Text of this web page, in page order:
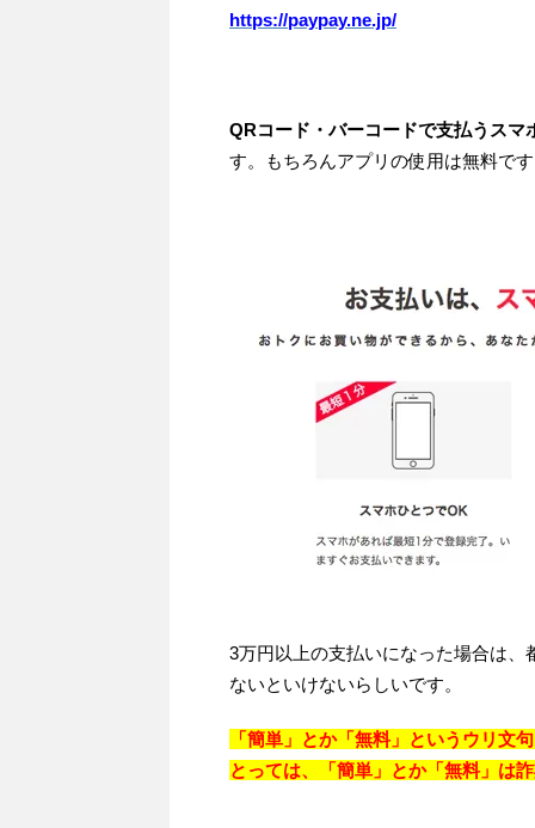
https://paypay.ne.jp/
QRコード・バーコードで支払うスマ
す。もちろんアプリの使用は無料で
3万円以上の支払いになった場合は
ないといけないらしいです。
「簡単」とか「無料」というウリ文
とっては、「簡単」とか「無料」は